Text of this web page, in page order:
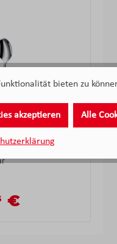
Edelstahl poliert
€
bieten zu
akzeptieren Alle